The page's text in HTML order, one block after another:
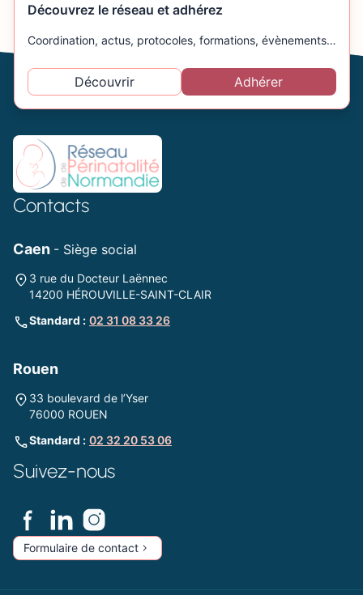
Découvrez le réseau et adhérez
Coordination, actus, protocoles, formations, évènements…
Découvrir Adhérer
Contacts
Caen - Siège social
3 rue du Docteur Laënnec
14200 HÉROUVILLE-SAINT-CLAIR
Standard : 02 31 08 33 26
Rouen
33 boulevard de l’Yser
76000 ROUEN
Standard : 02 32 20 53 06
Suivez-nous
Formulaire de contact